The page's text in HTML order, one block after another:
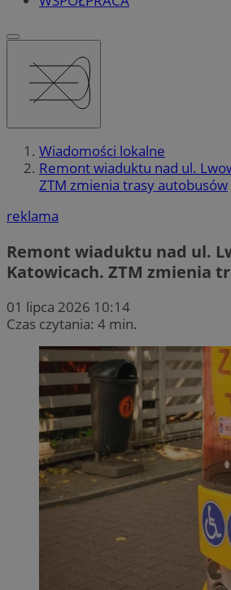
Wiadomości lokalne
Remont wiaduktu nad ul.
ZTM zmienia trasy autobusów
reklama
Remont wiaduktu nad ul.
Katowicach. ZTM zmienia
01 lipca 2026 10:14
Czas czytania: 4 min.